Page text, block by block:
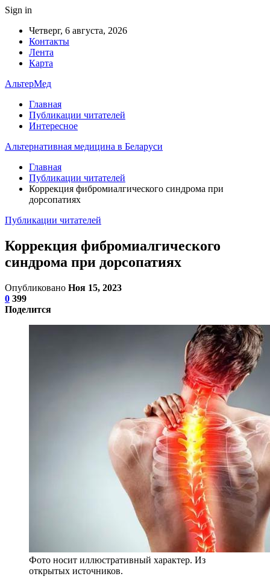
Sign in
Четверг, 6 августа, 2026
Контакты
Лента
Карта
АльтерМед
Главная
Публикации читателей
Интересное
Альтернативная медицина в Беларуси
Главная
Публикации читателей
Коррекция фибромиалгического синдрома при
дорсопатиях
Публикации читателей
Коррекция фибромиалгического
синдрома при дорсопатиях
Опубликовано Ноя 15, 2023
0 399
Поделится
Фото носит иллюстративный характер. Из
открытых источников.